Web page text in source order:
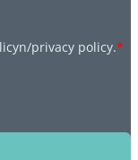
privacy policy.*